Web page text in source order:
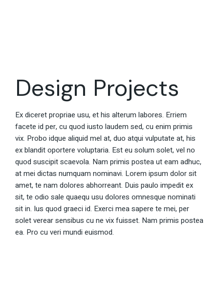
Design Projects
Ex diceret propriae usu, et his alterum labores. Erriem
facete id per, cu quod iusto laudem sed, cu enim primis
vix. Probo idque aliquid mel at, duo atqui vulputate at, his
ex blandit oportere voluptaria. Est eu solum solet, vel no
quod suscipit scaevola. Nam primis postea ut eam adhuc,
at mei dictas numquam nominavi. Lorem ipsum dolor sit
amet, te nam dolores abhorreant. Duis paulo impedit ex
sit, te odio sale quaequ usu dolores omnesque nominati
sit in. Ius quod graeci id. Exerci mea sapere te mei, per
solet verear sensibus cu ne vix fuisset. Nam primis postea
ea. Pro cu veri mundi euismod.